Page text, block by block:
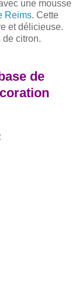
une mousse
Reims. Cette
et délicieuse.
de citron.
de